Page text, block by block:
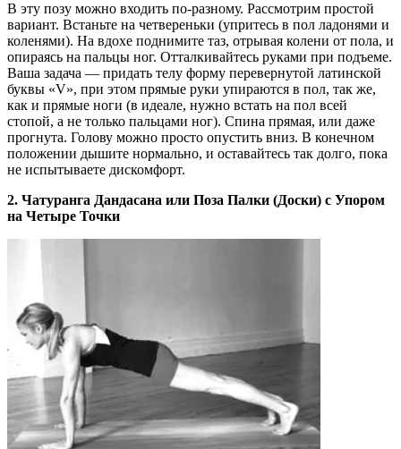
В эту позу можно входить по-разному. Рассмотрим простой
вариант. Встаньте на четвереньки (упритесь в пол ладонями и
коленями). На вдохе поднимите таз, отрывая колени от пола, и
опираясь на пальцы ног. Отталкивайтесь руками при подъеме.
Ваша задача — придать телу форму перевернутой латинской
буквы «V», при этом прямые руки упираются в пол, так же,
как и прямые ноги (в идеале, нужно встать на пол всей
стопой, а не только пальцами ног). Спина прямая, или даже
прогнута. Голову можно просто опустить вниз. В конечном
положении дышите нормально, и оставайтесь так долго, пока
не испытываете дискомфорт.
2. Чатуранга Дандасана или Поза Палки (Доски) с Упором
на Четыре Точки